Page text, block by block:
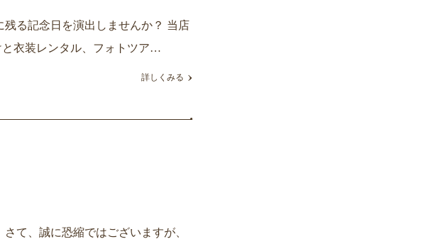
る記念日を演出しませんか？ 当店
衣装レンタル、フォトツア…
詳しくみる
て、誠に恐縮ではございますが、